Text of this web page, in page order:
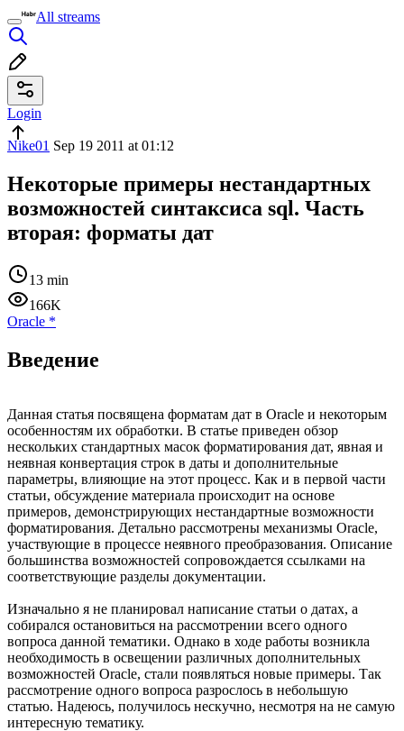
All streams
Login
Nike01 Sep 19 2011 at 01:12
Некоторые примеры нестандартных
возможностей синтаксиса sql. Часть
вторая: форматы дат
13 min
166K
Oracle *
Введение
Данная статья посвящена форматам дат в Oracle и некоторым
особенностям их обработки. В статье приведен обзор
нескольких стандартных масок форматирования дат, явная и
неявная конвертация строк в даты и дополнительные
параметры, влияющие на этот процесс. Как и в первой части
статьи, обсуждение материала происходит на основе
примеров, демонстрирующих нестандартные возможности
форматирования. Детально рассмотрены механизмы Oracle,
участвующие в процессе неявного преобразования. Описание
большинства возможностей сопровождается ссылками на
соответствующие разделы документации.
Изначально я не планировал написание статьи о датах, а
собирался остановиться на рассмотрении всего одного
вопроса данной тематики. Однако в ходе работы возникла
необходимость в освещении различных дополнительных
возможностей Oracle, стали появляться новые примеры. Так
рассмотрение одного вопроса разрослось в небольшую
статью. Надеюсь, получилось нескучно, несмотря на не самую
интересную тематику.